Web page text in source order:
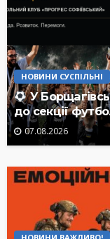
НОВИНИ СУСПІЛЬНІ
У
до секції
07.08.2026